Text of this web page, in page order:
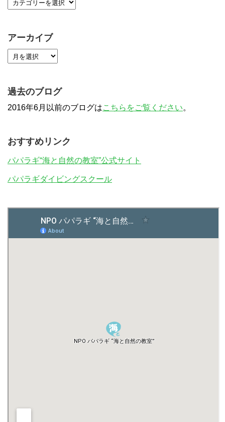
アーカイブ
過去のブログ
2016年6月以前のブログはこちらをご覧ください。
おすすめリンク
パパラギ“海と自然の教室”公式サイト
パパラギダイビングスクール